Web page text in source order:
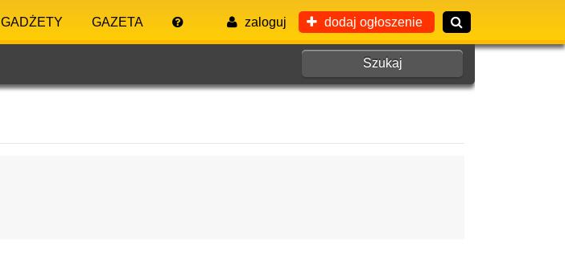
GADŻETY GAZETA zaloguj dodaj ogłoszenie